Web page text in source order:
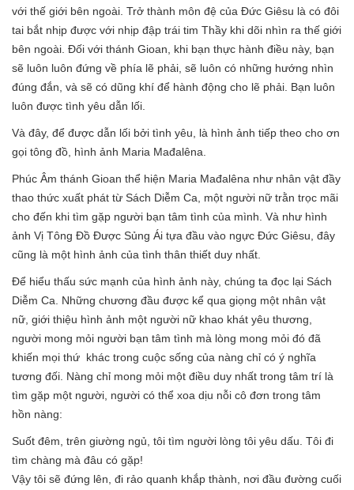
với thế giới bên ngoài. Trở thành môn đệ của Đức Giêsu là có đôi
tai bắt nhịp được với nhịp đập trái tim Thầy khi dõi nhìn ra thế giới
bên ngoài. Đối với thánh Gioan, khi bạn thực hành điều này, bạn
sẽ luôn luôn đứng về phía lẽ phải, sẽ luôn có những hướng nhìn
đúng đắn, và sẽ có dũng khí để hành động cho lẽ phải. Bạn luôn
luôn được tình yêu dẫn lối.
Và đây, để được dẫn lối bởi tình yêu, là hình ảnh tiếp theo cho ơn
gọi tông đồ, hình ảnh Maria Mađalêna.
Phúc Âm thánh Gioan thể hiện Maria Mađalêna như nhân vật đầy
thao thức xuất phát từ Sách Diễm Ca, một người nữ trằn trọc mãi
cho đến khi tìm gặp người bạn tâm tình của mình. Và như hình
ảnh Vị Tông Đồ Được Sủng Ái tựa đầu vào ngực Đức Giêsu, đây
cũng là một hình ảnh của tình thân thiết duy nhất.
Để hiểu thấu sức mạnh của hình ảnh này, chúng ta đọc lại Sách
Diễm Ca. Những chương đầu được kể qua giọng một nhân vật
nữ, giới thiệu hình ảnh một người nữ khao khát yêu thương,
người mong mỏi người bạn tâm tình mà lòng mong mỏi đó đã
khiến mọi thứ khác trong cuộc sống của nàng chỉ có ý nghĩa
tương đối. Nàng chỉ mong mỏi một điều duy nhất trong tâm trí là
tìm gặp một người, người có thể xoa dịu nỗi cô đơn trong tâm
hồn nàng:
Suốt đêm, trên giường ngủ, tôi tìm người lòng tôi yêu dấu. Tôi đi
tìm chàng mà đâu có gặp!
Vậy tôi sẽ đứng lên, đi rảo quanh khắp thành, nơi đầu đường cuối